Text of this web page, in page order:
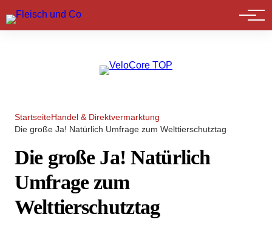
Marktführer
StartseiteHandel & Direktvermarktung
Die große Ja! Natürlich Umfrage zum Welttierschutztag
Die große Ja! Natürlich
Umfrage zum
Welttierschutztag